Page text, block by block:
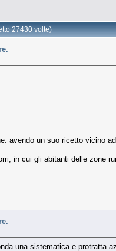
27430 volte)
avendo un suo ricetto vicino
in cui gli abitanti delle zone
una sistematica e protratta